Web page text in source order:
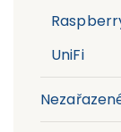
UniFi